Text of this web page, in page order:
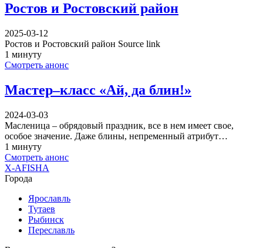
Ростов и Ростовский район
2025-03-12
Ростов и Ростовский район Source link
1 минуту
Смотреть анонс
Мастер–класс «Ай, да блин!»
2024-03-03
Масленица – обрядовый праздник, все в нем имеет свое,
особое значение. Даже блины, непременный атрибут…
1 минуту
Смотреть анонс
X-AFISHA
Города
Ярославль
Тутаев
Рыбинск
Переславль